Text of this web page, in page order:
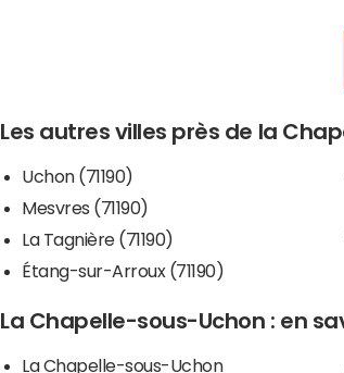
Les autres villes près de la
Uchon (71190)
Mesvres (71190)
La Tagnière (71190)
Étang-sur-Arroux (71190)
La Chapelle-sous-Uchon : en
La Chapelle-sous-Uchon